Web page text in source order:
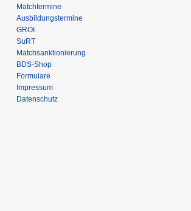
Matchtermine
Ausbildungs­termine
GROI
SuRT
Match­sanktionierung
BDS-Shop
Formulare
Impressum
Datenschutz